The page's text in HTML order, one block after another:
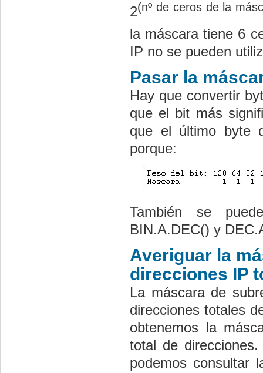
2(nº de ceros de la
la máscara tiene 6
IP no se pueden
Pasar la
Hay que convertir
que el bit más
que el último byte
porque:
También se
BIN.A.DEC() y
Averiguar la
direcciones IP
La máscara de
direcciones totales
obtenemos la
total de
podemos consultar